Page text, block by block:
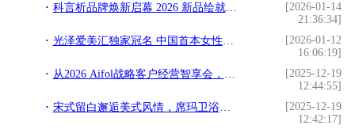
科言析品牌焕新启幕 2026 新品绘就精准护肤新篇
[2026-01-14
21:36:34]
光泽爱美汇独家冠名 中国首本女性财富杂志《中国榜样女性》3月18日全球首发
[2026-01-12
16:06:19]
从2026 Aifol战略客户经营智享会，看埃飞灵的战略突围与代际传承
[2025-12-19
12:44:55]
宋式留白邂逅美式风情，席玛卫浴在克拉玛依写就家的温情
[2025-12-19
12:42:17]